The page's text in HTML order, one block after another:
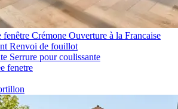
fenêtre
Crémone Ouverture à la Francaise
Renvoi de fouillot
Serrure pour coulissante
fenetre